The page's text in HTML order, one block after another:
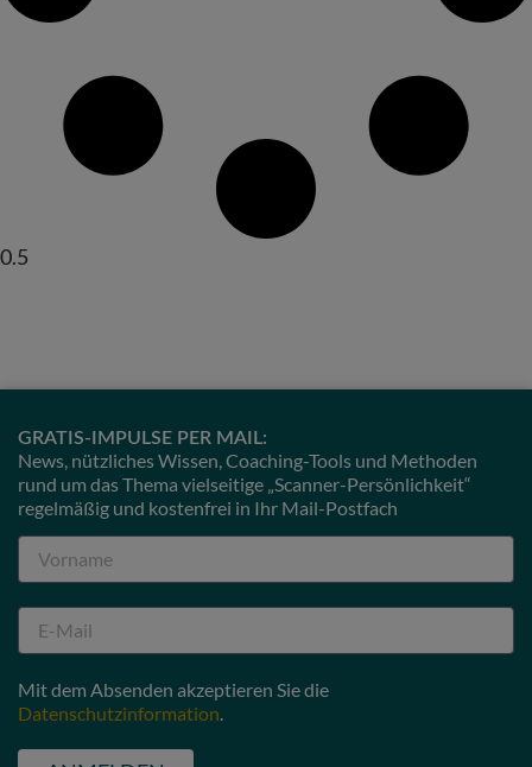
GRATIS-IMPULSE PER MAIL:
News, nützliches Wissen, Coaching-Tools und Methoden
rund um das Thema vielseitige „Scanner-Persönlichkeit“
regelmäßig und kostenfrei in Ihr Mail-Postfach
Mit dem Absenden akzeptieren Sie die
Datenschutzinformation.